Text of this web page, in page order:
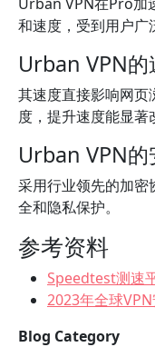
和速度，受到用户广
Urban VPN的
其速度直接影响网页
度，提升速度能显著
Urban VPN的
采用行业领先的加密
全和隐私保护。
参考资料
Speedtest测速
2023年全球
Blog Category